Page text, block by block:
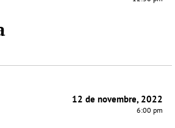
12 de novembre, 2022
6:00 pm